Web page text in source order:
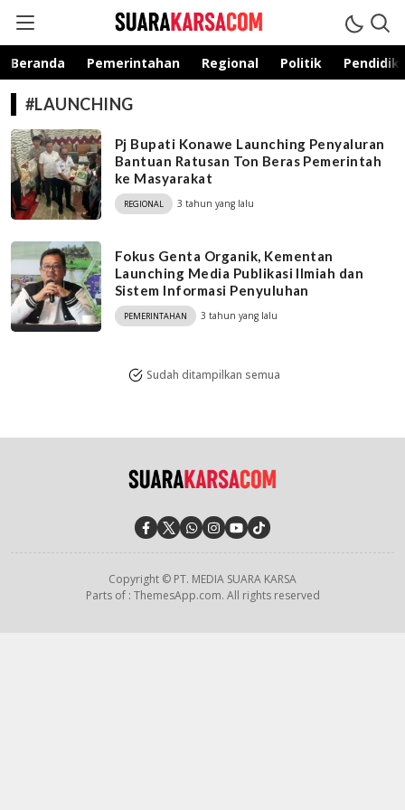
suarakarsa.com
Informasi terpercaya
Beranda Pemerintahan Regional Politik
#LAUNCHING
Pj Bupati Konawe Launching Penyaluran
Bantuan Ratusan Ton Beras Pemerintah
ke Masyarakat
REGIONAL 3 tahun yang lalu
Fokus Genta Organik, Kementan
Launching Media Publikasi Ilmiah dan
Sistem Informasi Penyuluhan
PEMERINTAHAN 3 tahun yang lalu
Sudah ditampilkan semua
Copyright © PT. MEDIA SUARA KARSA
Parts of : ThemesApp.com. All rights reserved